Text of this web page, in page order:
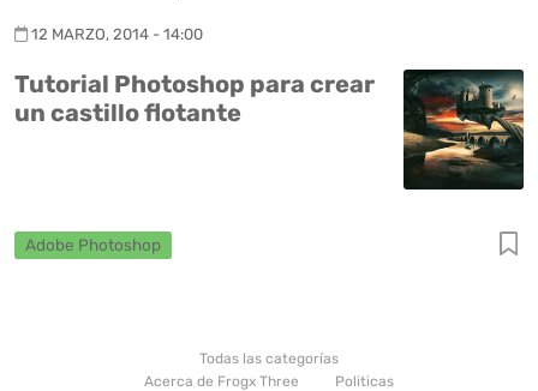
12 MARZO, 2014 - 14:00
Tutorial Photoshop para crear
un castillo flotante
Adobe Photoshop
Todas las categorías
Acerca de Frogx Three
Politicas